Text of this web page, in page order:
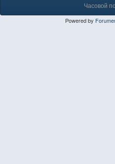
Часовой
Powered by